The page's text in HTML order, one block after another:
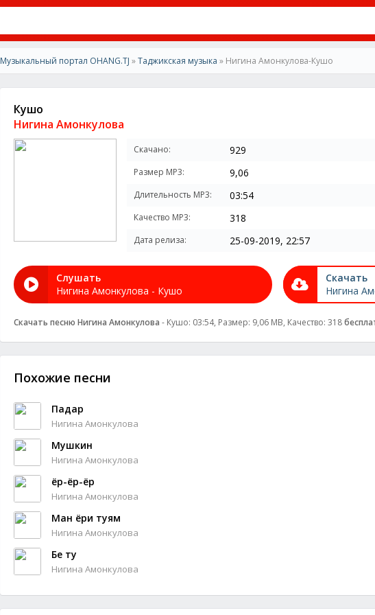
Музыкальный портал OHANG.TJ »Таджикская музыка » Нигина Амонкулова-Кушо
Кушо
Нигина Амонкулова
Скачано: 929
Размер MP3: 9,06
Длительность MP3: 03:54
Качество MP3: 318
Дата релиза: 25-09-2019, 22:57
Слушать
Нигина Амонкулова - Кушо
Скачать
Нигина
Скачать песню Нигина Амонкулова - Кушо: 03:54, Размер: 9,06 MB, Качество: 318
Похожие песни
Падар
Нигина Амонкулова
Мушкин
Нигина Амонкулова
ёр-ёр-ёр
Нигина Амонкулова
Ман ёри туям
Нигина Амонкулова
Бе ту
Нигина Амонкулова